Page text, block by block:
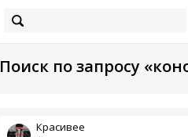
Поиск по запросу
Красивее